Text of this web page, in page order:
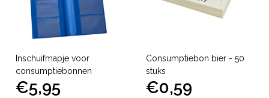
Inschuifmapje voor
consumptiebonnen
€5,95
Consumptiebon bier - 50
stuks
€0,59